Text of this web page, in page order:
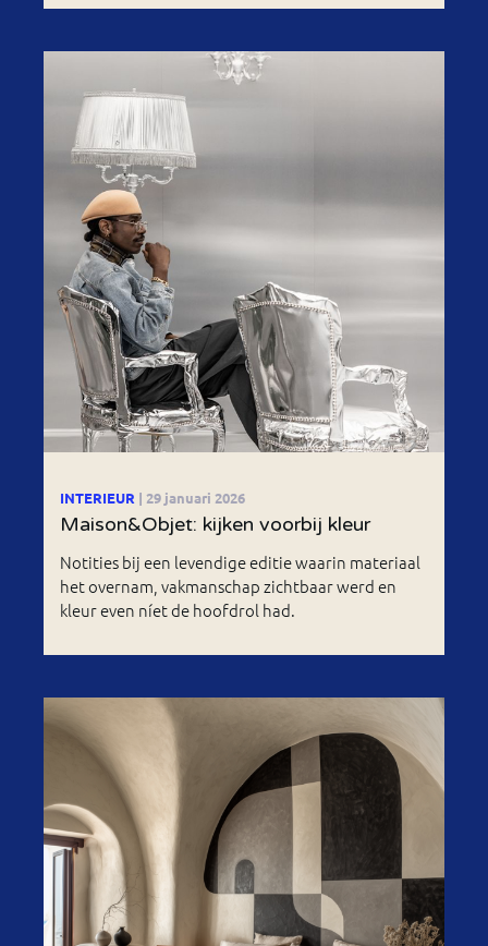
INTERIEUR | 29 januari 2026
Maison&Objet: kijken voorbij kleur
Notities bij een levendige editie waarin materiaal
het overnam, vakmanschap zichtbaar werd en
kleur even níet de hoofdrol had.